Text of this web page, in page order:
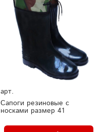
арт.
Сапоги резиновые с
носками размер 41